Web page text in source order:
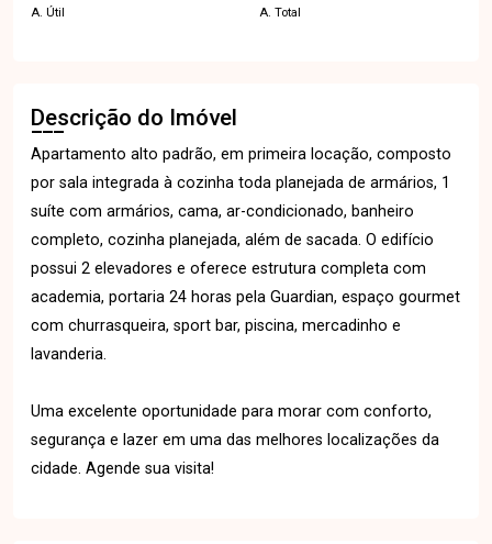
A. Útil A. Total
Descrição do Imóvel
Apartamento alto padrão, em primeira locação, composto
por sala integrada à cozinha toda planejada de armários, 1
suíte com armários, cama, ar-condicionado, banheiro
completo, cozinha planejada, além de sacada. O edifício
possui 2 elevadores e oferece estrutura completa com
academia, portaria 24 horas pela Guardian, espaço gourmet
com churrasqueira, sport bar, piscina, mercadinho e
lavanderia.
Uma excelente oportunidade para morar com conforto,
segurança e lazer em uma das melhores localizações da
cidade. Agende sua visita!